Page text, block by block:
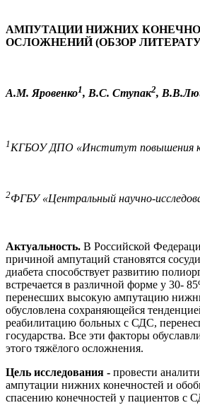
АМПУТАЦИИ НИЖНИХ
ОСЛОЖНЕНИЙ (ОБЗОР
А.М. Яровенко1, В.С. Ступак2,
1 КГБОУ ДПО «Институт повышения
2ФГБУ «Центральный научно-
Актуальность. В Российской
причиной ампутаций становятся
диабета способствует развитию
встречается в различной форме у 30-
перенесших высокую ампутацию
обусловлена сохраняющейся
реабилитацию больных с СДС,
государства. Все эти факторы
этого тяжёлого осложнения.
Цель исследования - провести
ампутации нижних конечностей и
спасению конечностей у пациентов с